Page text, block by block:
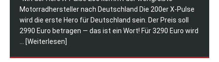
Motorradhersteller nach Deutschland Die 200er X-Pulse
wird die erste Hero für Deutschland sein. Der Preis soll
2990 Euro betragen — das ist ein Wort! Für 3290 Euro wird
... [Weiterlesen]